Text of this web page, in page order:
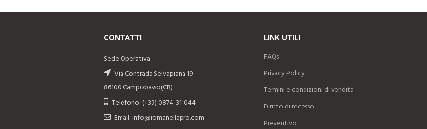
CONTATTI
Sede Operativa
Via Contrada Selvapiana 19
86100 Campobasso(CB)
Telefono: (+39) 0874-311044
Email: info@romanellapro.com
LINK UTILI
FAQs
Privacy Policy
Termini e condizioni di vendita
Diritto di recesso
Preventivo